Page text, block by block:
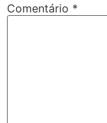
Comentário *